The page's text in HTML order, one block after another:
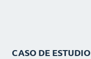
CASO DE ESTUDIO